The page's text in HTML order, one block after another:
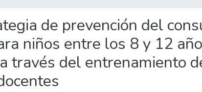
de prevención del
niños entre los 8 y 12
través del entrenamiento